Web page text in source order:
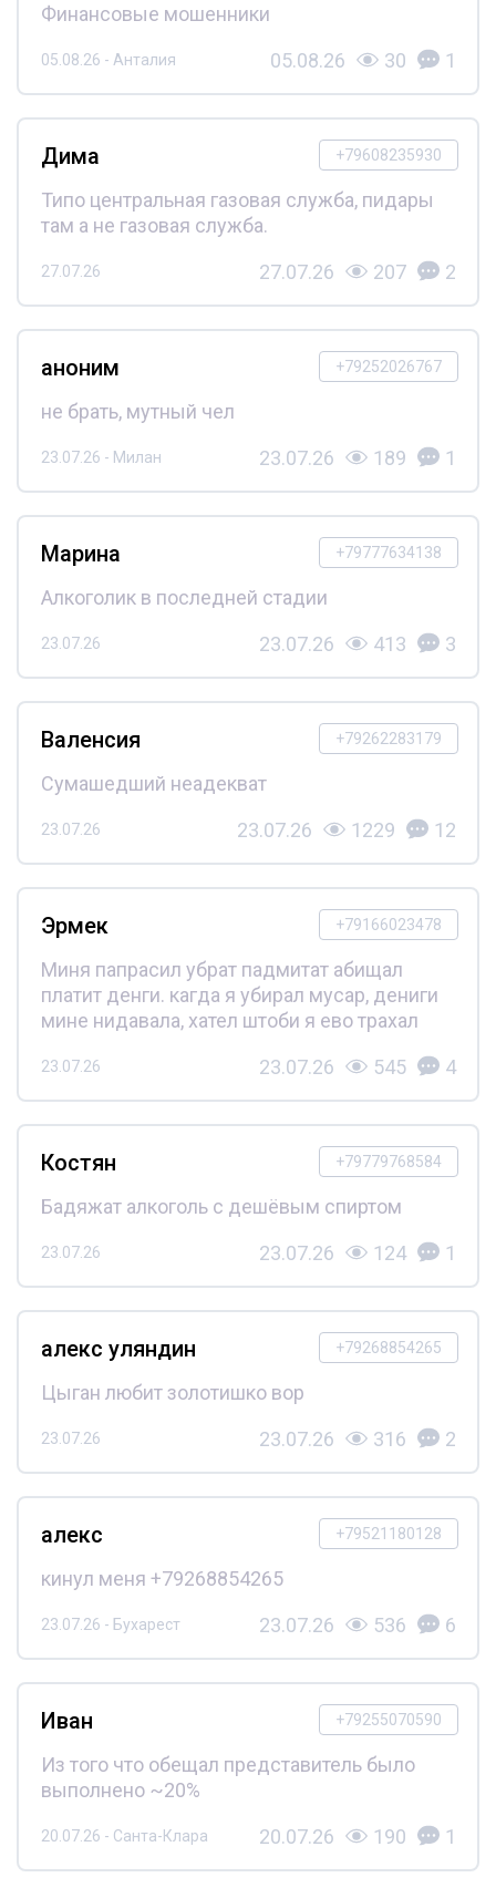
Финансовые мошенники
05.08.26 - Анталия 05.08.26 30 1
+79608235930
Дима
Типо центральная газовая служба, пидары
там а не газовая служба.
27.07.26 27.07.26 207 2
+79252026767
аноним
не брать, мутный чел
23.07.26 - Милан 23.07.26 189 1
+79777634138
Марина
Алкоголик в последней стадии
23.07.26 23.07.26 413 3
+79262283179
Валенсия
Сумашедший неадекват
23.07.26 23.07.26 1229 12
+79166023478
Эрмек
Миня папрасил убрат падмитат абищал
платит денги. кагда я убирал мусар, дениги
мине нидавала, хател штоби я ево трахал
23.07.26 23.07.26 545 4
+79779768584
Костян
Бадяжат алкоголь с дешёвым спиртом
23.07.26 23.07.26 124 1
+79268854265
алекс уляндин
Цыган любит золотишко вор
23.07.26 23.07.26 316 2
+79521180128
алекс
кинул меня +79268854265
23.07.26 - Бухарест 23.07.26 536 6
+79255070590
Иван
Из того что обещал представитель было
выполнено ~20%
20.07.26 - Санта-Клара 20.07.26 190 1